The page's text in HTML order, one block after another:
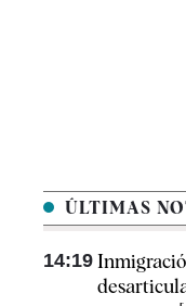
ÚLTIMAS
14:19